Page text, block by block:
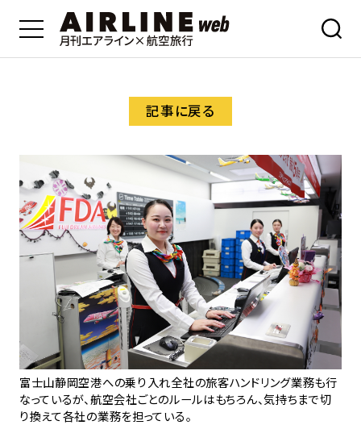
記事に戻る
富士山静岡空港への乗り入れ全社の旅客ハンドリング業務も行
なっているが、航空会社ごとのルールはもちろん、気持ちまで切
り換えて各社の業務を担っている。